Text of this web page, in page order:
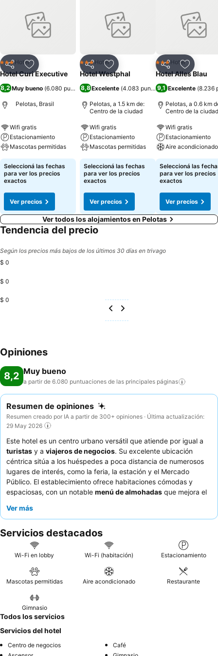
CompartirAñadir a favoritos
3 Estrellas
Hotel
Hotel Curi Executive
8,2Muy bueno (6.080 puntuaciones)
Pelotas, Brasil
Wifi gratis
Estacionamiento
Mascotas permitidas
Seleccioná las fechas
para ver los precios
exactos
Ver precios
CompartirAñadir a favoritos
3 Estrellas
Hotel
Hotel Westphal
8,8Excelente (4.083 puntuaciones)
Pelotas, a 1.5 km de:
Centro de la ciudad
Wifi gratis
Estacionamiento
Mascotas permitidas
Seleccioná las fechas
para ver los precios
exactos
Ver precios
CompartirAñadir
3 Estrellas
Hotel
Hotel Alles Blau
9,1 Excelente (8.236
Pelotas, a 0.6 km
Centro de la ciudad
Wifi gratis
Estacionamiento
Aire acondicionado
Seleccioná las
para ver los precios
exactos
Ver precios
Ver todos los alojamientos en Pelotas
Tendencia del precio
Según los precios más bajos de los últimos 30 días en trivago
$ 0
$ 0
$ 0
Opiniones
8,2 Muy bueno
a partir de 6.080 puntuaciones de las principales páginas
Resumen de opiniones
Resumen creado por IA a partir de 300+ opiniones · Última actualización:
29 May 2026
Este hotel es un centro urbano versátil que atiende por igual a
turistas y a viajeros de negocios. Su excelente ubicación
céntrica sitúa a los huéspedes a poca distancia de numerosos
lugares de interés, como la feria, la estación y el Mercado
Público. El establecimiento ofrece habitaciones cómodas y
espaciosas, con un notable menú de almohadas que mejora el
al atento personal y el excelente y variado desayuno, que
fresca. Para una estancia más tranquila, considere la posibilidad
de solicitar una habitación con vistas al jardín.
Ver más
Servicios destacados
Wi-Fi en lobby Wi-Fi (habitación) Estacionamiento
Mascotas permitidas Aire acondicionado Restaurante
Gimnasio
Todos los servicios
Servicios del hotel
Centro de negocios
Café